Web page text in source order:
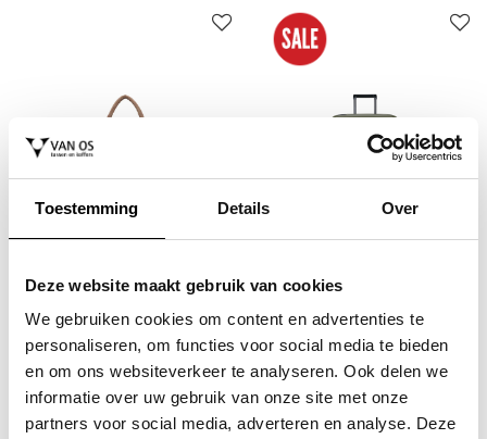
Toestemming Details Over
Deze website maakt gebruik van cookies
We gebruiken cookies om content en advertenties te
personaliseren, om functies voor social media te bieden
en om ons websiteverkeer te analyseren. Ook delen we
informatie over uw gebruik van onze site met onze
partners voor social media, adverteren en analyse. Deze
grote schoudertas /
handtas dames birina
49,95
koffer / trolley /
reiskoffer 75 cm (large)
s'cure
VAN 249,00VOOR 159,00